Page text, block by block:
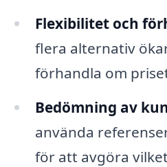
Flexibilitet och
flera alternativ
förhandla om
Bedömning av
använda
för att avgöra